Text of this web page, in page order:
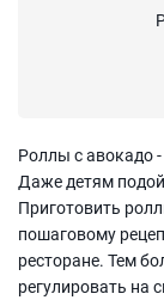
Роллы с авокадо
Даже детям
Приготовить
пошаговому
ресторане. Тем
регулировать на